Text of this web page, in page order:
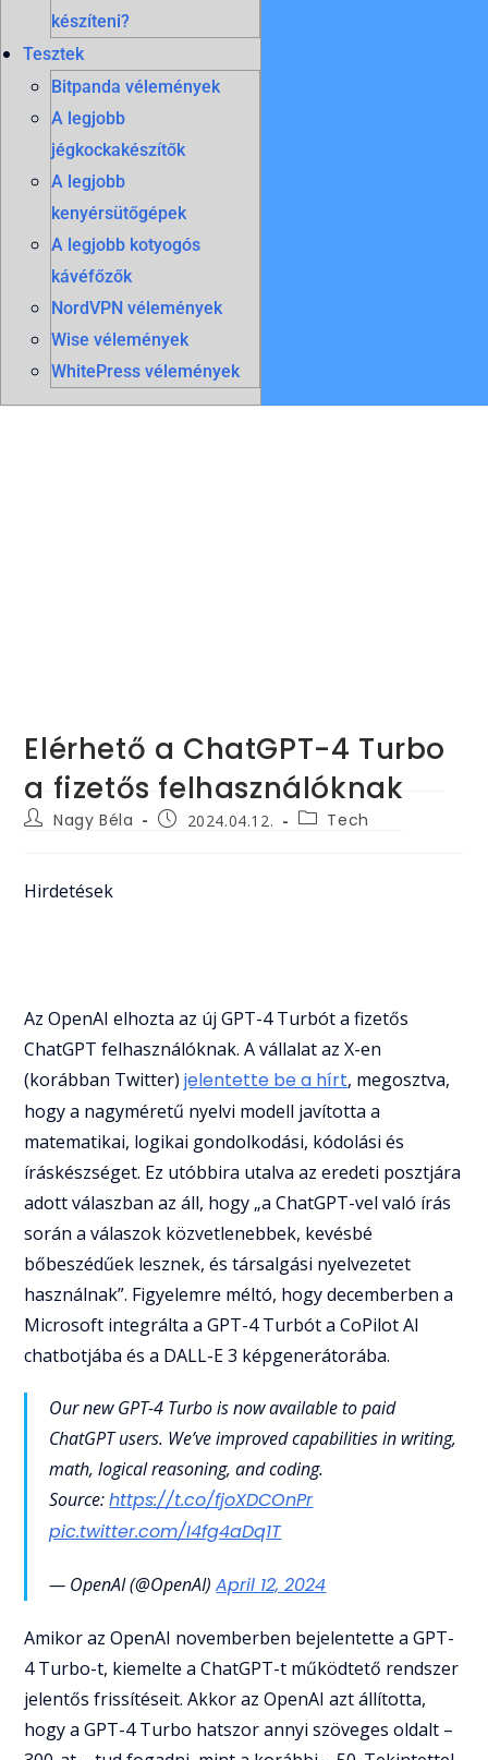
készíteni?
Tesztek
Bitpanda vélemények
A legjobb
jégkockakészítők
A legjobb
kenyérsütőgépek
A legjobb kotyogós
kávéfőzők
NordVPN vélemények
Wise vélemények
WhitePress vélemények
Elérhető a ChatGPT-4 Turbo
a fizetős felhasználóknak
PostNagy Béla
Post2024.04.12.
PostTech
Hirdetések
Az OpenAI elhozta az új GPT-4 Turbót a fizetős
ChatGPT felhasználóknak. A vállalat az X-en
(korábban Twitter)jelentette be a hírt, megosztva,
hogy a nagyméretű nyelvi modell javította a
matematikai, logikai gondolkodási, kódolási és
íráskészséget. Ez utóbbira utalva az eredeti posztjára
adott válaszban az áll, hogy „a ChatGPT-vel való írás
során a válaszok közvetlenebbek, kevésbé
bőbeszédűek lesznek, és társalgási nyelvezetet
használnak”. Figyelemre méltó, hogy decemberben a
Microsoft integrálta a GPT-4 Turbót a CoPilot AI
chatbotjába és a DALL-E 3 képgenerátorába.
Our new GPT-4 Turbo is now available to paid
ChatGPT users. We’ve improved capabilities in writing,
math, logical reasoning, and coding.
Source:https://t.co/fjoXDCOnPr
pic.twitter.com/I4fg4aDq1T
— OpenAI (@OpenAI)April 12, 2024
Amikor az OpenAI novemberben bejelentette a GPT-
4 Turbo-t, kiemelte a ChatGPT-t működtető rendszer
jelentős frissítéseit. Akkor az OpenAI azt állította,
hogy a GPT-4 Turbo hatszor annyi szöveges oldalt –